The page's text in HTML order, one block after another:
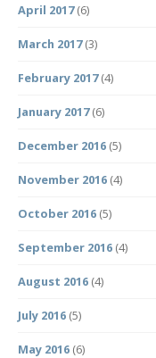
April 2017(6)
March 2017(3)
February 2017(4)
January 2017(6)
December 2016 (5)
November 2016 (4)
October 2016 (5)
September 2016 (4)
August 2016 (4)
July 2016 (5)
May 2016 (6)